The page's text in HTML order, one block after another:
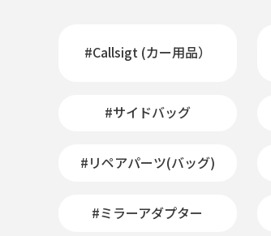
#Callsigt (カー用品）
#サイドバッグ
#リペアパーツ(バッグ)
#ミラーアダプター